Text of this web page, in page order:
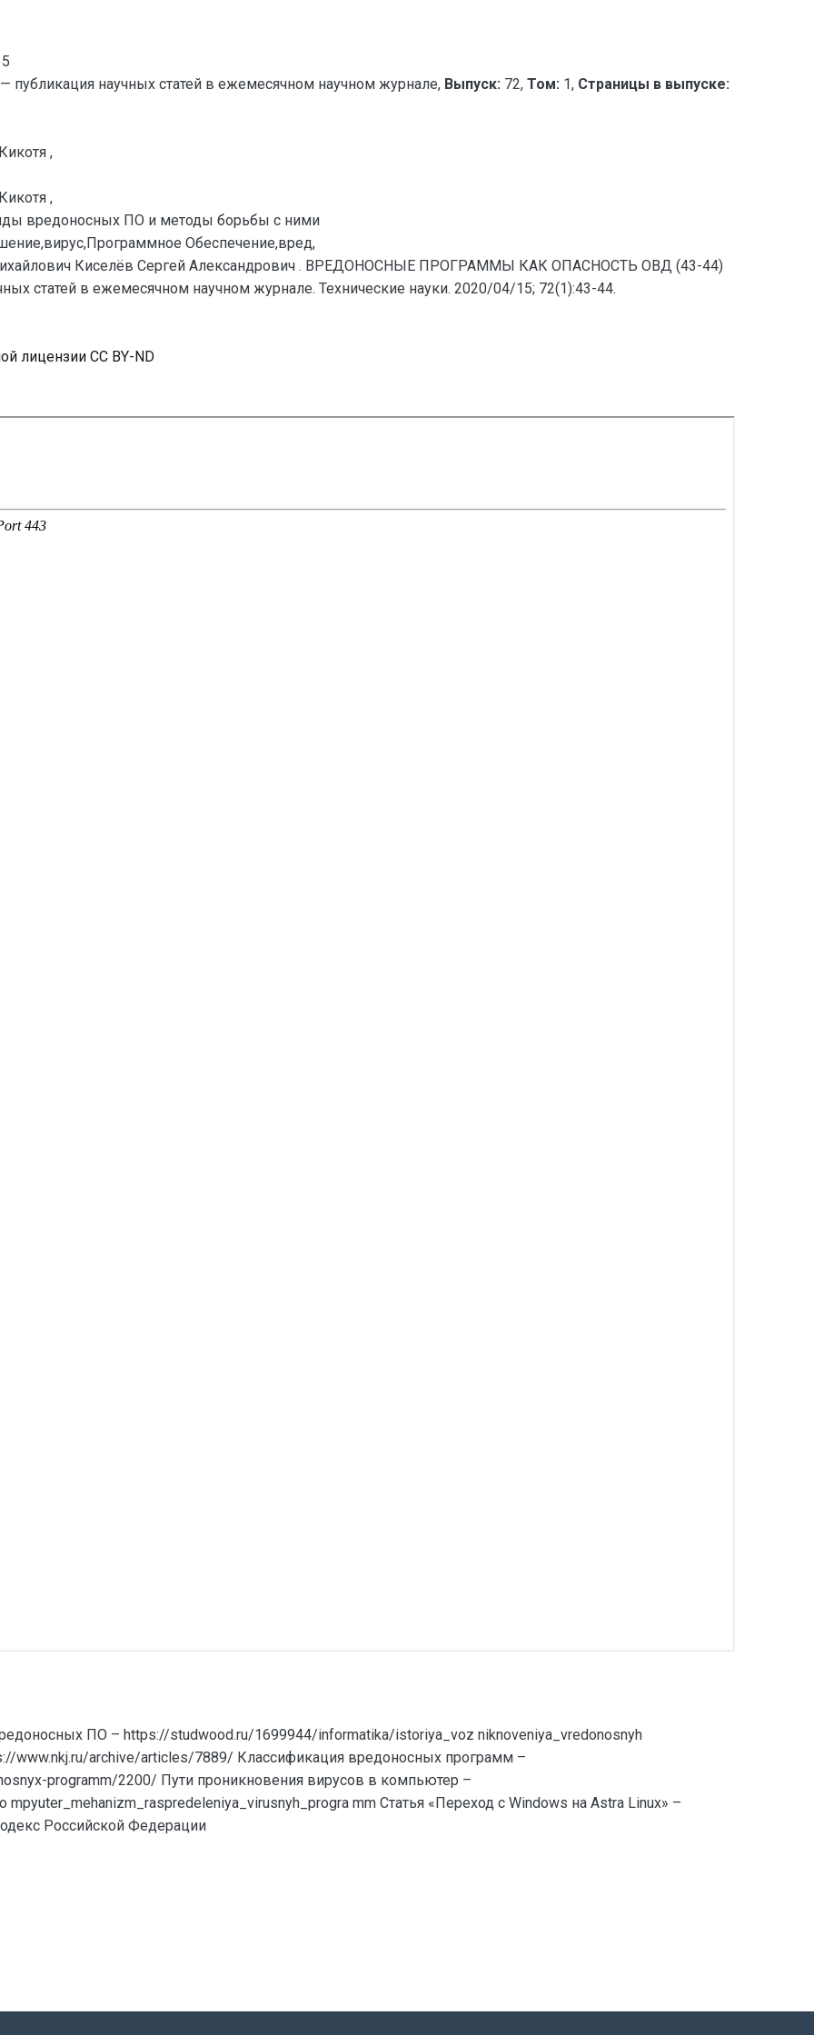
публикация научных статей в ежемесячном научном журнале, Выпуск: 72, Том: 1, Страницы в выпуске:
,
,
вредоносных ПО и методы борьбы с ними
Обеспечение,вред,
Киселёв Сергей Александрович . ВРЕДОНОСНЫЕ ПРОГРАММЫ КАК ОПАСНОСТЬ ОВД (43-44)
статей в ежемесячном научном журнале. Технические науки. 2020/04/15; 72(1):43-44.
лицензии CC BY-ND
ПО – https://studwood.ru/1699944/informatika/istoriya_voz niknoveniya_vredonosnyh
archive/articles/7889/ Классификация вредоносных программ –
programm/2200/ Пути проникновения вирусов в компьютер –
mm Статья «Переход с Windows на Astra Linux» –
Российской Федерации